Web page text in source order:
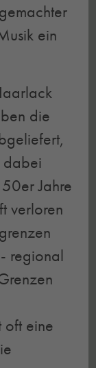
ein
die
dabei
Jahre
verloren
regional
oft eine